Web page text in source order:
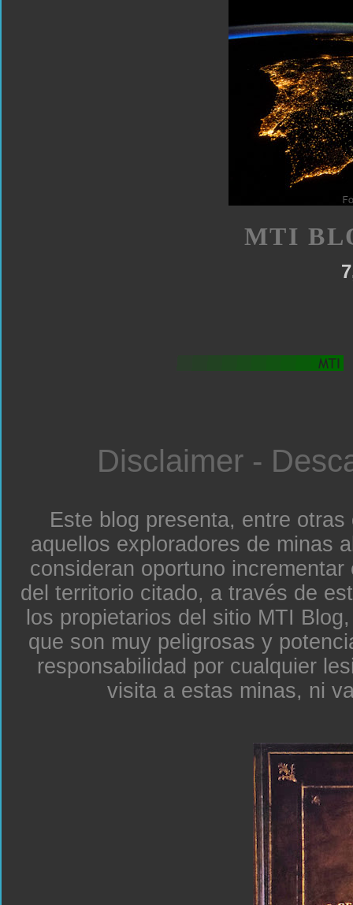
MTI
Disclaimer -
Este blog presenta, entre
aquellos exploradores de minas
consideran oportuno
del territorio citado, a través de
los propietarios del sitio MTI
que son muy peligrosas y
responsabilidad por cualquier
visita a estas minas, ni